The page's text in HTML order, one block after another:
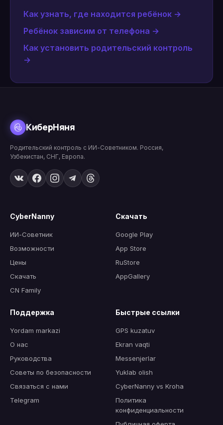
Как узнать, где находится ребёнок →
Ребёнок зависим от телефона →
Как установить родительский контроль
→
КиберНяня
Родительский контроль с ИИ-Советником. Россия,
Узбекистан, СНГ, Европа.
CyberNanny
ИИ-Советник
Возможности
Цены
Скачать
CN Family
Скачать
Google Play
App Store
RuStore
AppGallery
Поддержка
Yordam markazi
О нас
Руководства
Советы по безопасности
Связаться с нами
Telegram
Быстрые ссылки
GPS kuzatuv
Ekran vaqti
Messenjerlar
Yuklab olish
CyberNanny vs Kroha
Политика
конфиденциальности